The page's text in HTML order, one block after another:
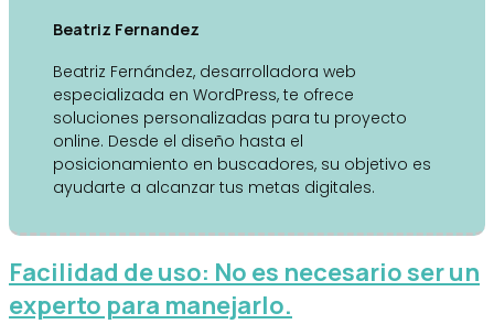
Beatriz Fernandez
Beatriz Fernández, desarrolladora web
especializada en WordPress, te ofrece
soluciones personalizadas para tu proyecto
online. Desde el diseño hasta el
posicionamiento en buscadores, su objetivo es
ayudarte a alcanzar tus metas digitales.
Facilidad de uso: No es necesario ser un
experto para manejarlo.